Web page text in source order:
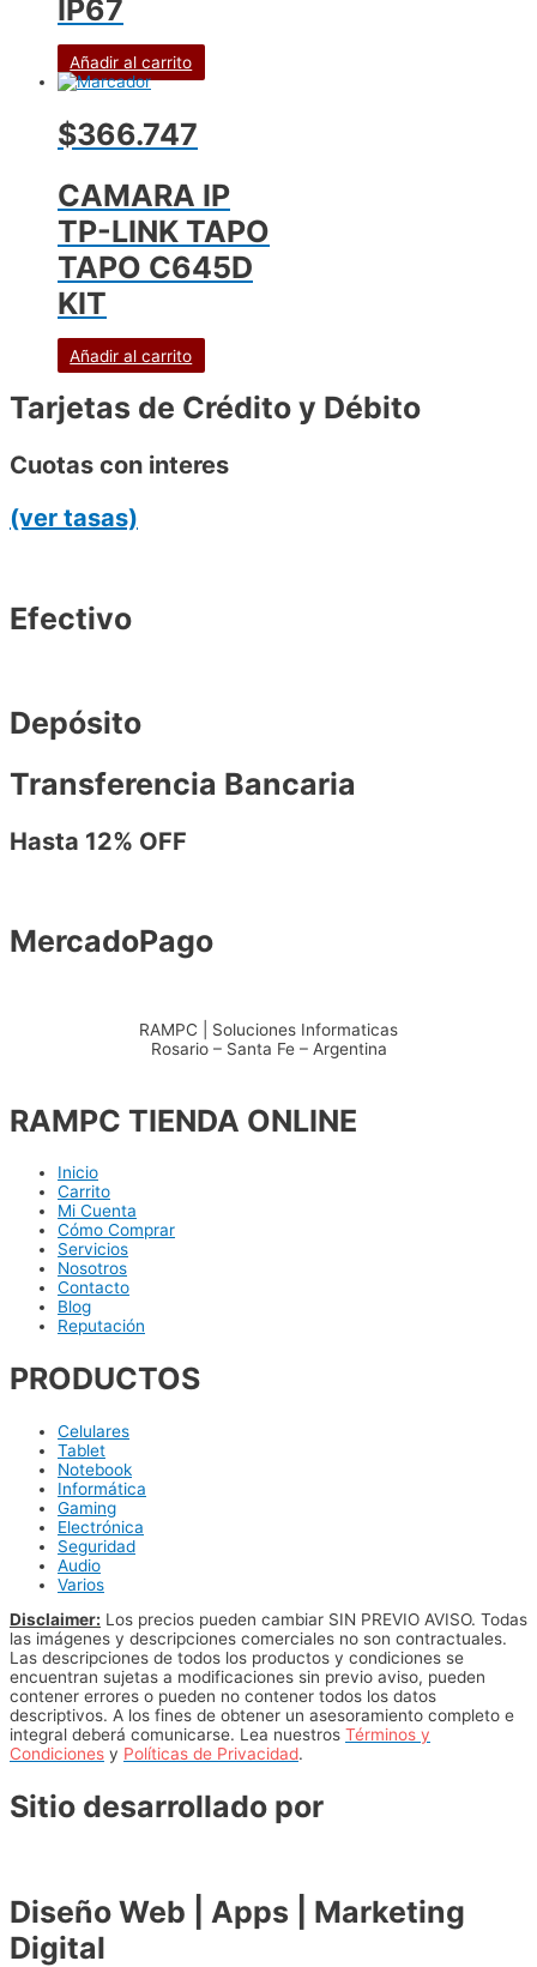
IP67
Añadir al carrito
$366.747
CAMARA IP
TP-LINK TAPO
TAPO C645D
KIT
Añadir al carrito
Tarjetas de Crédito y Débito
Cuotas con interes
(ver tasas)
Efectivo
Depósito
Transferencia Bancaria
Hasta 12% OFF
MercadoPago
RAMPC | Soluciones Informaticas
Rosario – Santa Fe – Argentina
RAMPC TIENDA ONLINE
Inicio
Carrito
Mi Cuenta
Cómo Comprar
Servicios
Nosotros
Contacto
Blog
Reputación
PRODUCTOS
Celulares
Tablet
Notebook
Informática
Gaming
Electrónica
Seguridad
Audio
Varios
Disclaimer: Los precios pueden cambiar SIN PREVIO AVISO. Todas
las imágenes y descripciones comerciales no son contractuales.
Las descripciones de todos los productos y condiciones se
encuentran sujetas a modificaciones sin previo aviso, pueden
contener errores o pueden no contener todos los datos
descriptivos. A los fines de obtener un asesoramiento completo e
integral deberá comunicarse. Lea nuestros Términos y
Condiciones y Políticas de Privacidad.
Sitio desarrollado por
Diseño Web | Apps | Marketing
Digital